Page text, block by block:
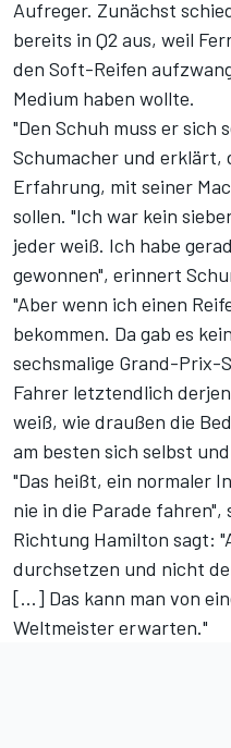
Aufreger. Zunächst
bereits in Q2 aus, weil
den Soft-Reifen
Medium haben wollte.
"Den Schuh muss er sich
Schumacher und erklärt,
Erfahrung, mit seiner
sollen. "Ich war kein
jeder weiß. Ich habe
gewonnen", erinnert
"Aber wenn ich einen
bekommen. Da gab es
sechsmalige Grand-Prix-
Fahrer letztendlich
weiß, wie draußen die
am besten sich selbst
"Das heißt, ein normaler
nie in die Parade fahren",
Richtung Hamilton sagt:
durchsetzen und nicht
[...] Das kann man von
Weltmeister erwarten."